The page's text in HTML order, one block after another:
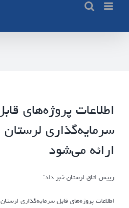
content
اطلاعات پروژه‌های
سرمایه‌گذاری
ارائه می‌شود
رییس اتاق لرستان خبر داد:
اطلاعات پروژه‌های قابل سرمایه‌گذاری